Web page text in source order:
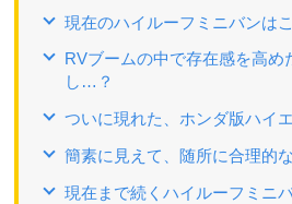
現在のハイルーフミニバンは
RVブームの中で存在感を高め
し…？
ついに現れた、ホンダ版ハイ
簡素に見えて、随所に合理的
現在まで続くハイルーフミニ